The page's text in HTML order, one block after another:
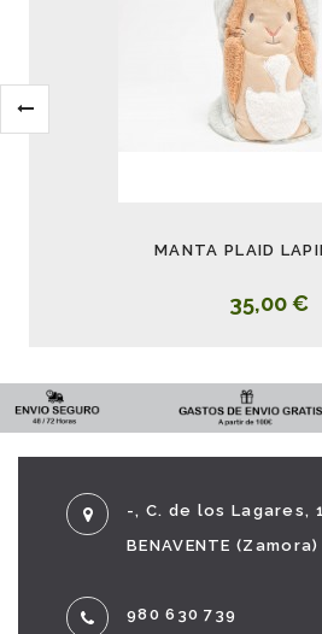
MANTA PLAID
35,00 €
-, C. de los Lagares,
BENAVENTE (Zamora)
980 630 739